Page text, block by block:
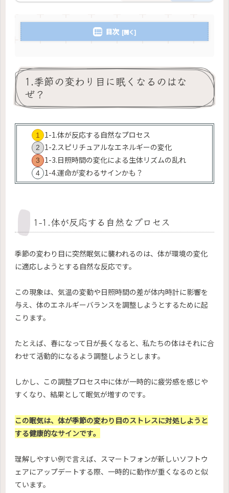
目次
1.季節の変わり目に眠くなるのはな
ぜ？
1-1.体が反応する自然なプロセス
1-2.スピリチュアルなエネルギーの変化
1-3.日照時間の変化による生体リズムの乱れ
1-4.運命が変わるサインかも？
1-1.体が反応する自然なプロセス
季節の変わり目に突然眠気に襲われるのは、体が環境の変化
に適応しようとする自然な反応です。
この現象は、気温の変動や日照時間の差が体内時計に影響を
与え、体のエネルギーバランスを調整しようとするために起
こります。
たとえば、春になって日が長くなると、私たちの体はそれに合
わせて活動的になるよう調整しようとします。
しかし、この調整プロセス中に体が一時的に疲労感を感じや
すくなり、結果として眠気が増すのです。
この眠気は、体が季節の変わり目のストレスに対処しようと
する健康的なサインです。
理解しやすい例で言えば、スマートフォンが新しいソフトウ
ェアにアップデートする際、一時的に動作が重くなるのと似
ています。